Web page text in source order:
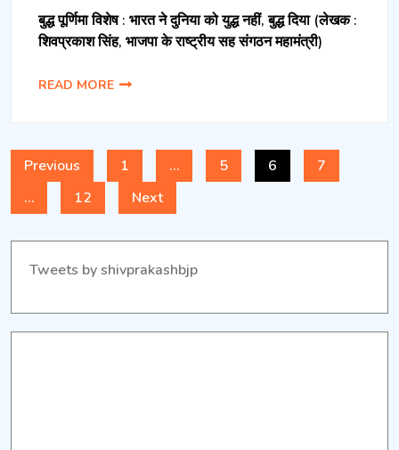
बुद्ध पूर्णिमा विशेष : भारत ने दुनिया को युद्ध नहीं, बुद्ध दिया (लेखक :
शिवप्रकाश सिंह, भाजपा के राष्ट्रीय सह संगठन महामंत्री)
READ MORE
Posts
navigation
Previous 1 … 5 6
7
…
12 Next
Tweets by shivprakashbjp